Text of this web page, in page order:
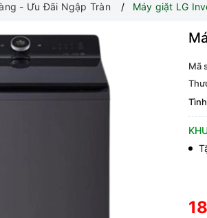
- Ưu Đãi Ngập Tràn Máy giặt LG
Mã